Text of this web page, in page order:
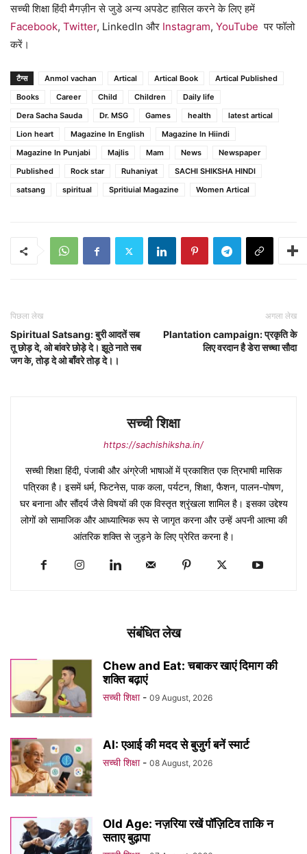
सच्ची शिक्षा हिंदी मैगज़ीन से जुडे अन्य अपडेट हासिल करने के लिए हमें
Facebook, Twitter, LinkedIn और Instagram, YouTube पर फॉलो
करें।
टैग्स Anmol vachan Artical Artical Book
Artical Published
Books
Career Child Children
Daily life
Dera Sacha Sauda
Dr. MSG Games health
latest artical
Lion heart
Magazine In English
Magazine In Hiindi
Magazine In Punjabi
Majlis Mam News
Newspaper
Published
Rock star Ruhaniyat
SACHI SHIKSHA HINDI
satsang
spiritual Spritiuial Magazine Women Artical
पिछला लेख
Spiritual Satsang: बुरी आदतें सब
तू छोड़ दे, ओ बांवरे छोड़े दे। झूठे नाते सब
जग के, तोड़ दे ओ बाँवरे तोड़ दे।।
अगला लेख
Plantation campaign: प्रकृति के
लिए वरदान है डेरा सच्चा सौदा
सच्ची शिक्षा
https://sachishiksha.in/
सच्ची शिक्षा हिंदी, पंजाबी और अंग्रेजी भाषाओं में प्रकाशित एक त्रिभाषी मासिक
पत्रिका है। इसमें धर्म, फिटनेस, पाक कला, पर्यटन, शिक्षा, फैशन, पालन-पोषण,
घर बनाना और सौंदर्य जैसे विषयों की एक विस्तृत श्रृंखला शामिल है। इसका उद्देश्य
लोगों को सामाजिक और आध्यात्मिक रूप से जागृत करना और उन्हें अपनी आत्मा की
आंतरिक शक्ति से जुड़ने के लिए प्रेरित करना है।
संबंधित लेख
Chew and Eat: चबाकर खाएं दिमाग की
शक्ति बढ़ाएं
सच्ची शिक्षा - 09 August, 2026
AI: एआई की मदद से बुजुर्ग बनें स्मार्ट
सच्ची शिक्षा - 08 August, 2026
Old Age: नज़रिया रखें पॉज़िटिव ताकि न
सताए बुढ़ापा